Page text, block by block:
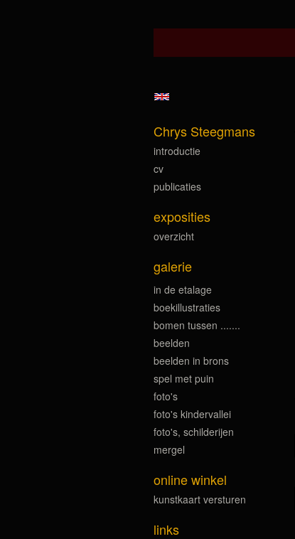
Chrys Steegmans
introductie
cv
publicaties
exposities
overzicht
galerie
in de etalage
boekillustraties
bomen tussen .......
beelden
beelden in brons
spel met puin
foto's
foto's kindervallei
foto's, schilderijen
mergel
online winkel
kunstkaart versturen
links